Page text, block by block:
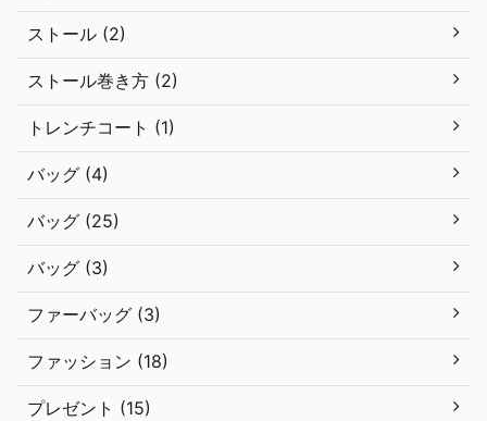
ストール (2)
ストール巻き方 (2)
トレンチコート (1)
バッグ (4)
バッグ (25)
バッグ (3)
ファーバッグ (3)
ファッション (18)
プレゼント (15)